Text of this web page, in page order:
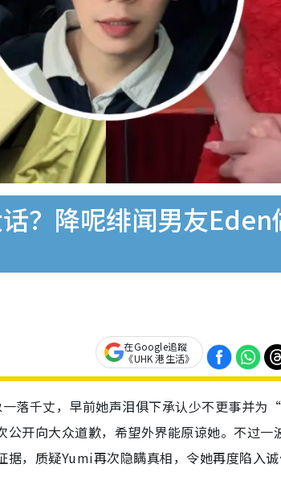
？降呢绯闻男友
在Google追蹤
《UHK 港生活》
落千丈，早前她声泪俱下承认少不更事并为
开向大众道歉，希望外界能原谅她。不过一
，质疑Yumi再次隐瞒真相，令她再度陷入